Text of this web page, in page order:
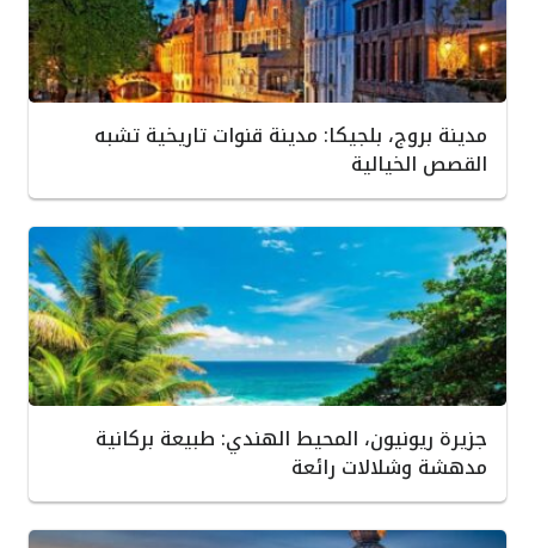
مدينة بروج، بلجيكا: مدينة قنوات تاريخية تشبه
القصص الخيالية
جزيرة ريونيون، المحيط الهندي: طبيعة بركانية
مدهشة وشلالات رائعة